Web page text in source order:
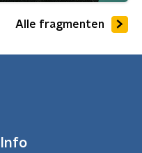
Alle fragmenten
Info